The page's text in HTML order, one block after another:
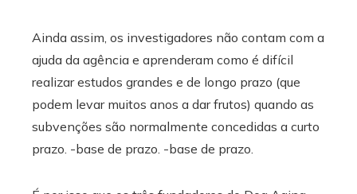
Ainda assim, os investigadores não contam com a
ajuda da agência e aprenderam como é difícil
realizar estudos grandes e de longo prazo (que
podem levar muitos anos a dar frutos) quando as
subvenções são normalmente concedidas a curto
prazo. -base de prazo. -base de prazo.